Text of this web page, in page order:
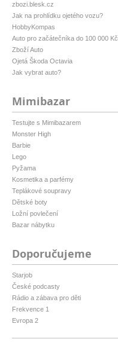
zbozi.blesk.cz
Jak na prohlídku ojetého vozu?
HobbyKompas
Auto pro začátečníka do 100 000 Kč
Zboží Auto
Ojetá Škoda Octavia
Jak vybrat auto?
Mimibazar
Testujte s Mimibazarem
Monster High
Barbie
Lego
Pyžama
Kosmetika a parfémy
Teplákové soupravy
Dětské boty
Ložní povlečení
Bazar nábytku
Doporučujeme
Starjob
České podcasty
Rádio a zábava pro děti
Frekvence 1
Evropa 2